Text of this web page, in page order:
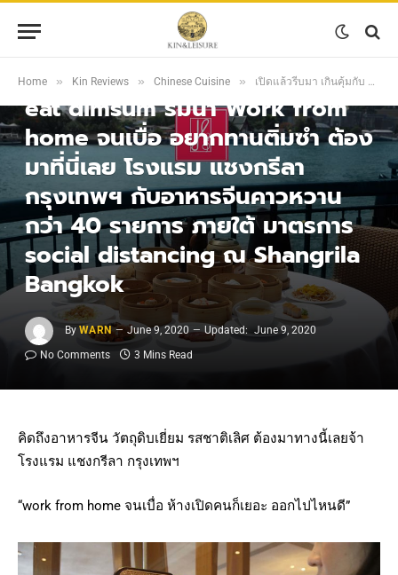
Home » Kin Reviews » Chinese Cuisine » เปิดแล้วรีบมา เกินคุ้มกับ all u can eat dimsum ริมน้ำ Work from home จนเบื่อ อยากทานติ่มซำ ต้องมาที่นี่เลย โรงแรม แชงกรีลา กรุงเทพฯ กับอาหารจีนคาวหวาน กว่า 40 รายการ ภายใต้ มาตรการ social distancing ณ Shangrila Bangkok
CHINESE CUISINE
เปิดแล้วรีบมา เกินคุ้มกับ all u can
eat dimsum ริมน้ำ Work from
home จนเบื่อ อยากทานติ่มซำ ต้อง
มาที่นี่เลย โรงแรม แชงกรีลา
กรุงเทพฯ กับอาหารจีนคาวหวาน
กว่า 40 รายการ ภายใต้ มาตรการ
social distancing ณ Shangrila
Bangkok
By WARN June 9, 2020 Updated: June 9, 2020
No Comments
3 Mins Read
คิดถึงอาหารจีน วัตถุดิบเยี่ยม รสชาติเลิศ ต้องมาทางนี้เลยจ้า
โรงแรม แชงกรีลา กรุงเทพฯ
“work from home จนเบื่อ ห้างเปิดคนก็เยอะ ออกไปไหนดี”